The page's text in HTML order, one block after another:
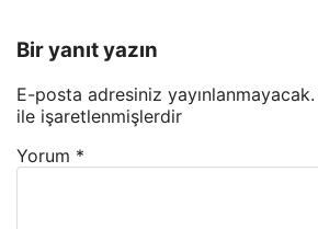
Bir yanıt yazın
E-posta adresiniz yayınlanmayacak.
ile işaretlenmişlerdir
Yorum *